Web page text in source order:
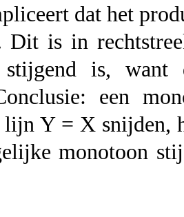
dat het
Dit is in
stijgend is,
een
Y = X snijden,
monotoon